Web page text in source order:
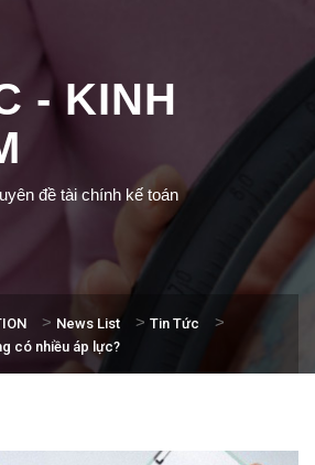
- KINH
đề tài chính kế toán
> News List > Tin Tức >
có nhiều áp lực?